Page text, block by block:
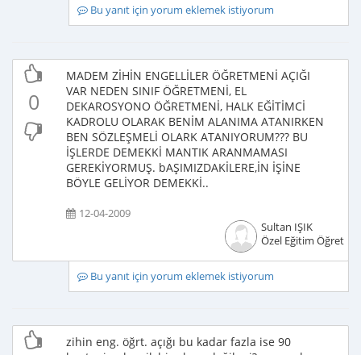
Bu yanıt için yorum eklemek istiyorum
0
MADEM ZİHİN ENGELLİLER ÖĞRETMENİ AÇIĞI
VAR NEDEN SINIF ÖĞRETMENİ, EL
DEKAROSYONO ÖĞRETMENİ, HALK EĞİTİMCİ
KADROLU OLARAK BENİM ALANIMA ATANIRKEN
BEN SÖZLEŞMELİ OLARK ATANIYORUM??? BU
İŞLERDE DEMEKKİ MANTIK ARANMAMASI
GEREKİYORMUŞ. bAŞIMIZDAKİLERE,İN İŞİNE
BÖYLE GELİYOR DEMEKKİ..
12-04-2009
Sultan IŞIK
Özel Eğitim
Bu yanıt için yorum eklemek istiyorum
zihin eng. öğrt. açığı bu kadar fazla ise 90